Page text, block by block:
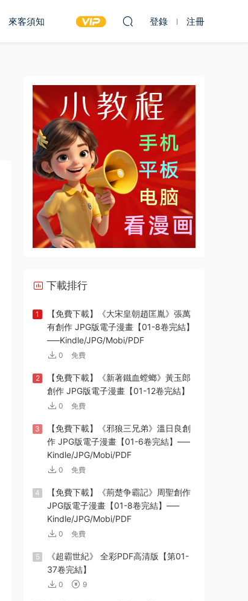
來客須知 登錄 注冊
下載排行
1
【免費下載】《大宋皇朝趙匡胤》張萬
有創作 JPG版電子漫畫【01-8卷完結】
—–Kindle/JPG/Mobi/PDF
0 免費
2
【免費下載】《新著鐵血螳螂》黃玉郎
創作 JPG版電子漫畫【01-12卷完結】
0 免費
3
【免費下載】《邪狼三兄弟》溫日良創
作 JPG版電子漫畫【01-6卷完結】—–
Kindle/JPG/Mobi/PDF
0 免費
4
【免費下載】《荊楚争霸記》周聖創作
JPG版電子漫畫【01-8卷完結】—–
Kindle/JPG/Mobi/PDF
0 免費
5
《超霸世紀》 全彩PDF高清版【第01-
37卷完結】
0 9